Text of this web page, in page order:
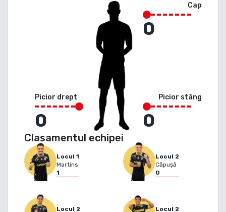
Picior drept
0
Cap
0
Picior stâng
0
Clasamentul echipei
Locul 1
Martins
1
Locul 2
Căpușă
0
Locul 2
Locul 2